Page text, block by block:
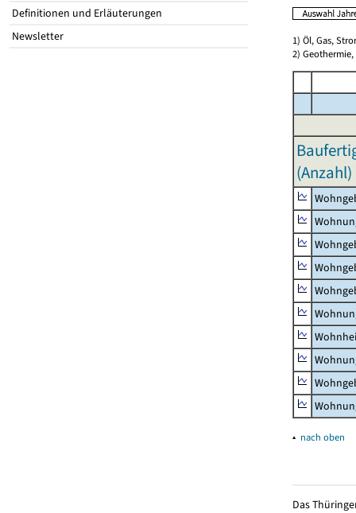
Definitionen und Erläuterungen
Newsletter
1) Öl, Gas,
2)
(Anzahl)
▴ nach oben
Das